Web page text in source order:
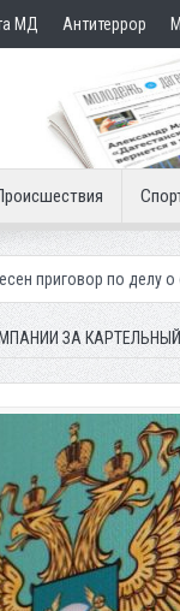
МД Антитеррор
о строительстве
ЗА